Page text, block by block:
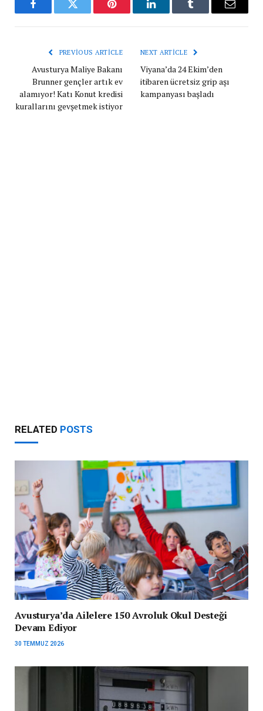
FacebookTwitter Pinterest LinkedInTumblr Email
PREVIOUS ARTICLE
Avusturya Maliye Bakanı
Brunner gençler artık ev
alamıyor! Katı Konut kredisi
kurallarını gevşetmek istiyor
NEXT ARTICLE
Viyana’da 24 Ekim’den
itibaren ücretsiz grip aşı
kampanyası başladı
RELATED POSTS
Avusturya’da Ailelere 150 Avroluk Okul Desteği
Devam Ediyor
30 TEMMUZ 2026